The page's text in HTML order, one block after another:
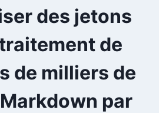
des jetons
de
de milliers de
par